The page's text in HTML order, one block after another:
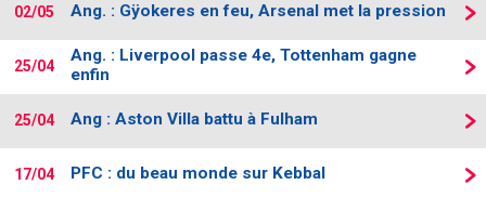
02/05 Ang. : Gÿokeres en feu, Arsenal met la pression
25/04
Ang. : Liverpool passe 4e, Tottenham gagne
enfin
25/04 Ang : Aston Villa battu à Fulham
17/04 PFC : du beau monde sur Kebbal